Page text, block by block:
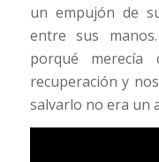
un empujón de
entre sus
porqué merecía
recuperación y
salvarlo no era un